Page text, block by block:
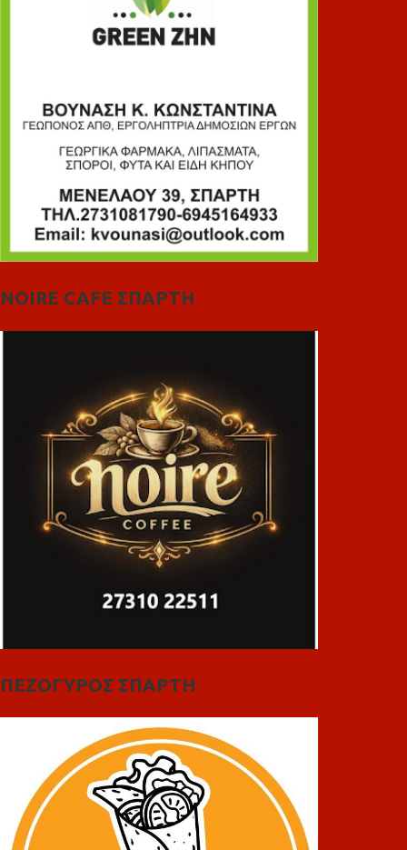
NOIRE CAFE ΣΠΑΡΤΗ
ΠΕΖΟΓΥΡΟΣ ΣΠΑΡΤΗ